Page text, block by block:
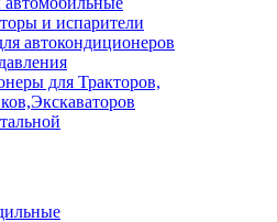
и испарители
автокондиционеров
для Тракторов,